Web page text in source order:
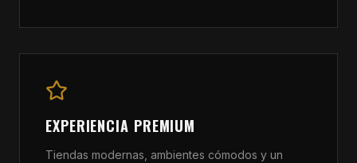
EXPERIENCIA PREMIUM
Tiendas modernas, ambientes cómodos y un